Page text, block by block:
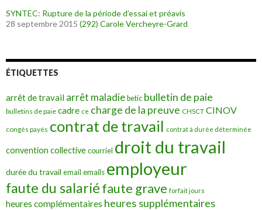
SYNTEC: Rupture de la période d’essai et préavis
28 septembre 2015 (292) Carole Vercheyre-Grard
ÉTIQUETTES
arrêt de travail arrêt maladie betic bulletin de paie
bulletins de paie cadre ce charge de la preuve CHSCT CINOV
congés payés contrat de travail contrat à durée déterminée
convention collective courriel droit du travail
durée du travail email emails employeur
faute du salariéfaute grave forfait jours
heures complémentaires heures supplémentaires